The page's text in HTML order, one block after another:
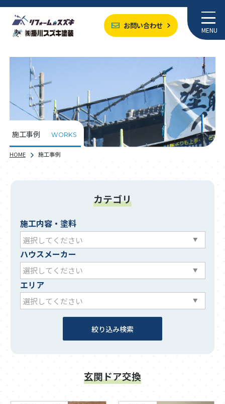
お問い合わせ MENU
施工事例 WORKS
HOME 施工事例
カテゴリ
施工内容・塗料
ハウスメーカー
エリア
玄関ドア交換